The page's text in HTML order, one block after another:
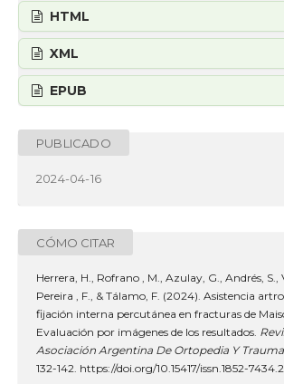
HTML
XML
EPUB
PUBLICADO
2024-04-16
CÓMO CITAR
Herrera, H., Rofrano , M., Azulay, G., Andrés, S.,
Pereira , F., & Tálamo, F. (2024). Asistencia
fijación interna percutánea en fracturas de
Evaluación por imágenes de los resultados.
Asociación Argentina De Ortopedia Y
132-142. https://doi.org/10.15417/issn.1852-